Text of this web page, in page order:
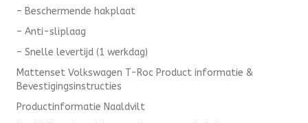
– Beschermende hakplaat
– Anti-sliplaag
– Snelle levertijd (1 werkdag)
Mattenset Volkswagen T-Roc Product informatie &
Bevestigingsinstructies
Productinformatie Naaldvilt